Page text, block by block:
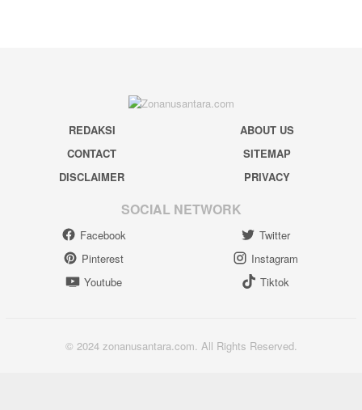
REDAKSI
ABOUT US
CONTACT
SITEMAP
DISCLAIMER
PRIVACY
SOCIAL NETWORK
Facebook
Twitter
Pinterest
Instagram
Youtube
Tiktok
© 2024 zonanusantara.com. All Rights Reserved.